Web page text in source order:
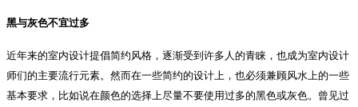
黑与灰色不宜过多
近年来的室内设计提倡简约风格，逐渐受到许多人的青睐，也成为室内设计
师们的主要流行元素。然而在一些简约的设计上，也必须兼顾风水上的一些
基本要求，比如说在颜色的选择上尽量不要使用过多的黑色或灰色。曾见过